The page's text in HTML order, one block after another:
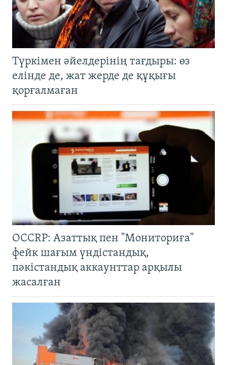
Түркімен әйелдерінің тағдыры: өз
елінде де, жат жерде де құқығы
қорғалмаған
OCCRP: Азаттық пен "Мониториға"
фейк шағым үндістандық,
пәкістандық аккаунттар арқылы
жасалған